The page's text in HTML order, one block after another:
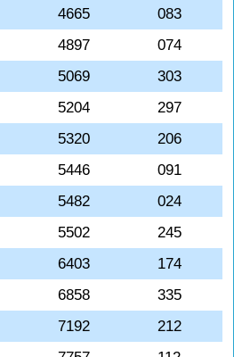
4665
083
4897
074
5069
303
5204
297
5320
206
5446
091
5482
024
5502
245
6403
174
6858
335
7192
212